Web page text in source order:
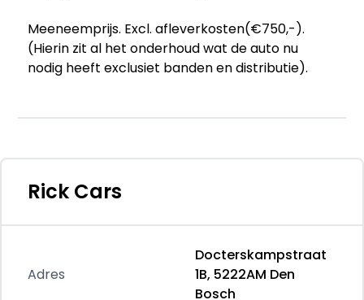
Meeneemprijs. Excl. afleverkosten(€750,-).
(Hierin zit al het onderhoud wat de auto nu
nodig heeft exclusiet banden en distributie).
efficiënte motorenbouw en een strak design,
zowel vanbuiten als vanbinnen. Dat ziet u ook
terug in deze Caddy Cargo Maxi. Volkswagen-
rijders weten het: een VW is gebouwd voor
dealeronderhouden auto en hij verkeert in een
prima conditie. De aandrijving van deze
Rick Cars
Adres
Docterskampstraat
1B, 5222AM Den
Bosch